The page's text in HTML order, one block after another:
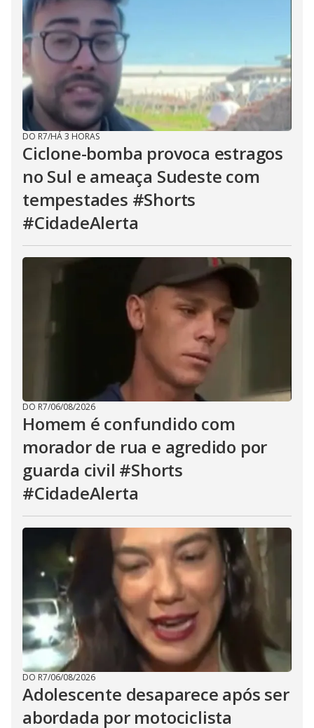
DO R7/HÁ 3 HORAS
Ciclone-bomba provoca estragos
no Sul e ameaça Sudeste com
tempestades #Shorts
#CidadeAlerta
DO R7/06/08/2026
Homem é confundido com
morador de rua e agredido por
guarda civil #Shorts
#CidadeAlerta
DO R7/06/08/2026
Adolescente desaparece após ser
abordada por motociclista